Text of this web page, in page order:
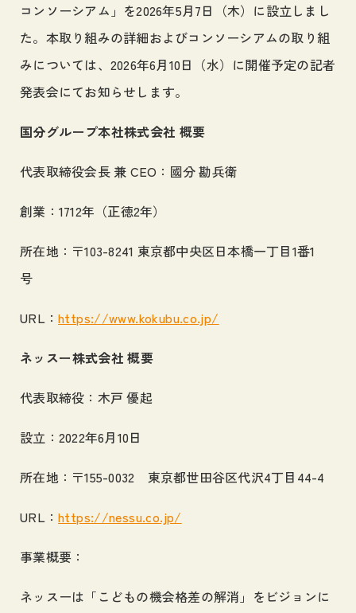
コンソーシアム」を2026年5月7日（木）に設立しまし
た。本取り組みの詳細およびコンソーシアムの取り組
みについては、2026年6月10日（水）に開催予定の記者
発表会にてお知らせします。
国分グループ本社株式会社 概要
代表取締役会長 兼 CEO：國分 勘兵衛
創業：1712年（正徳2年）
所在地：〒103-8241 東京都中央区日本橋一丁目1番1
号
URL：https://www.kokubu.co.jp/
ネッスー株式会社 概要
代表取締役：木戸 優起
設立：2022年6月10日
所在地：〒155-0032 東京都世田谷区代沢4丁目44-4
URL：https://nessu.co.jp/
事業概要：
ネッスーは「こどもの機会格差の解消」をビジョンに